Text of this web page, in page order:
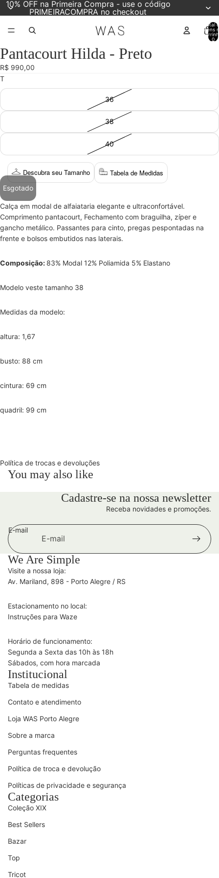
10% OFF na Primeira Compra - use o código
PRIMEIRACOMPRA no checkout
Total
itens
0
Abrir
imagem
em
tela
cheia
Abrir
imagem
em
tela
cheia
Pantacourt Hilda - Preto
R$ 990,00
T
36
38
40
Descubra seu Tamanho Tabela de Medidas
Esgotado
Calça em modal de alfaiataria elegante e ultraconfortável.
Comprimento pantacourt, Fechamento com braguilha, zíper e
gancho metálico. Passantes para cinto, pregas pespontadas na
frente e bolsos embutidos nas laterais.
Composição: 83% Modal 12% Poliamida 5% Elastano
Modelo veste tamanho 38
Medidas da modelo:
altura: 1,67
busto: 88 cm
cintura: 69 cm
quadril: 99 cm
Política de trocas e devoluções
You may also like
Cadastre-se na nossa newsletter
Receba novidades e promoções.
E-mail
We Are Simple
Visite a nossa loja:
Av. Mariland, 898 - Porto Alegre / RS
Estacionamento no local:
Instruções para Waze
Horário de funcionamento:
Segunda a Sexta das 10h às 18h
Sábados, com hora marcada
Institucional
Tabela de medidas
Contato e atendimento
Loja WAS Porto Alegre
Sobre a marca
Perguntas frequentes
Política de troca e devolução
Políticas de privacidade e segurança
Categorias
Coleção XIX
Best Sellers
Bazar
Top
Tricot